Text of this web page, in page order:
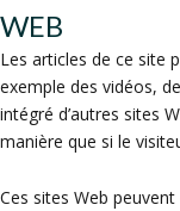
WEB
Les articles de ce site
exemple des vidéos,
intégré d’autres sites
manière que si le
Ces sites Web